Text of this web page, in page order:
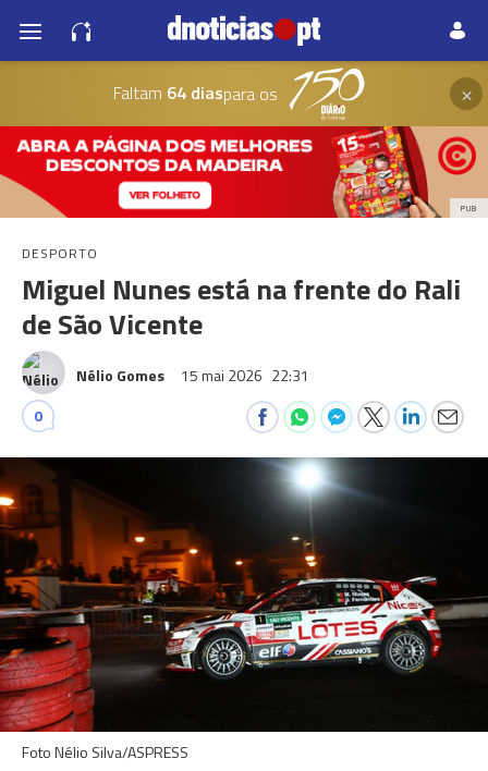
Faltam 64 diaspara os ×
PUB
DESPORTO
Miguel Nunes está na frente do Rali
de São Vicente
Nélio Gomes 15 mai 2026 22:31
0
Foto Nélio Silva/ASPRESS